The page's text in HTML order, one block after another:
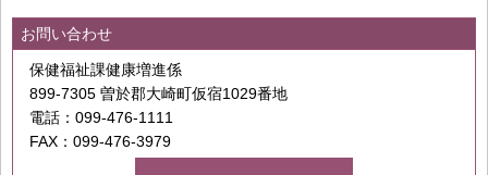
お問い合わせ
保健福祉課健康増進係
899-7305 曽於郡大崎町仮宿1029番地
電話：099-476-1111
FAX：099-476-3979